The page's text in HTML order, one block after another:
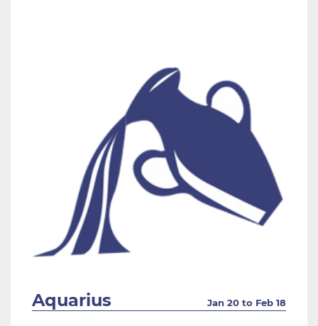
Aquarius Jan 20 to Feb 18